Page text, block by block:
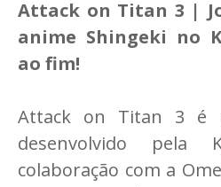
Attack on Titan 3 |
anime Shingeki no
ao fim!
Attack on Titan 3 é
desenvolvido pela
colaboração com a